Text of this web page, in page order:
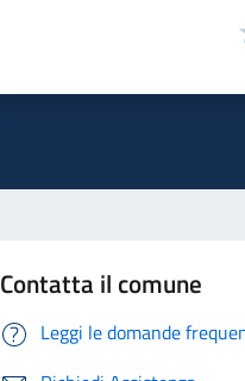
Contatta il comune
Leggi le domande